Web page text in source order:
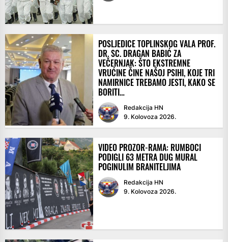
POSLJEDICE TOPLINSKOG VALA PROF.
DR. SC. DRAGAN BABIĆ ZA
VEČERNJAK: ŠTO EKSTREMNE
VRUĆINE ČINE NAŠOJ PSIHI, KOJE TRI
NAMIRNICE TREBAMO JESTI, KAKO SE
BORITI…
Redakcija HN
9. Kolovoza 2026.
VIDEO PROZOR-RAMA: RUMBOCI
PODIGLI 63 METRA DUG MURAL
POGINULIM BRANITELJIMA
Redakcija HN
9. Kolovoza 2026.